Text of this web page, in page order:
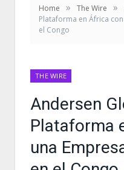
Home » The Wire »
Plataforma en África
el Congo
THE WIRE
Andersen
Plataforma
una